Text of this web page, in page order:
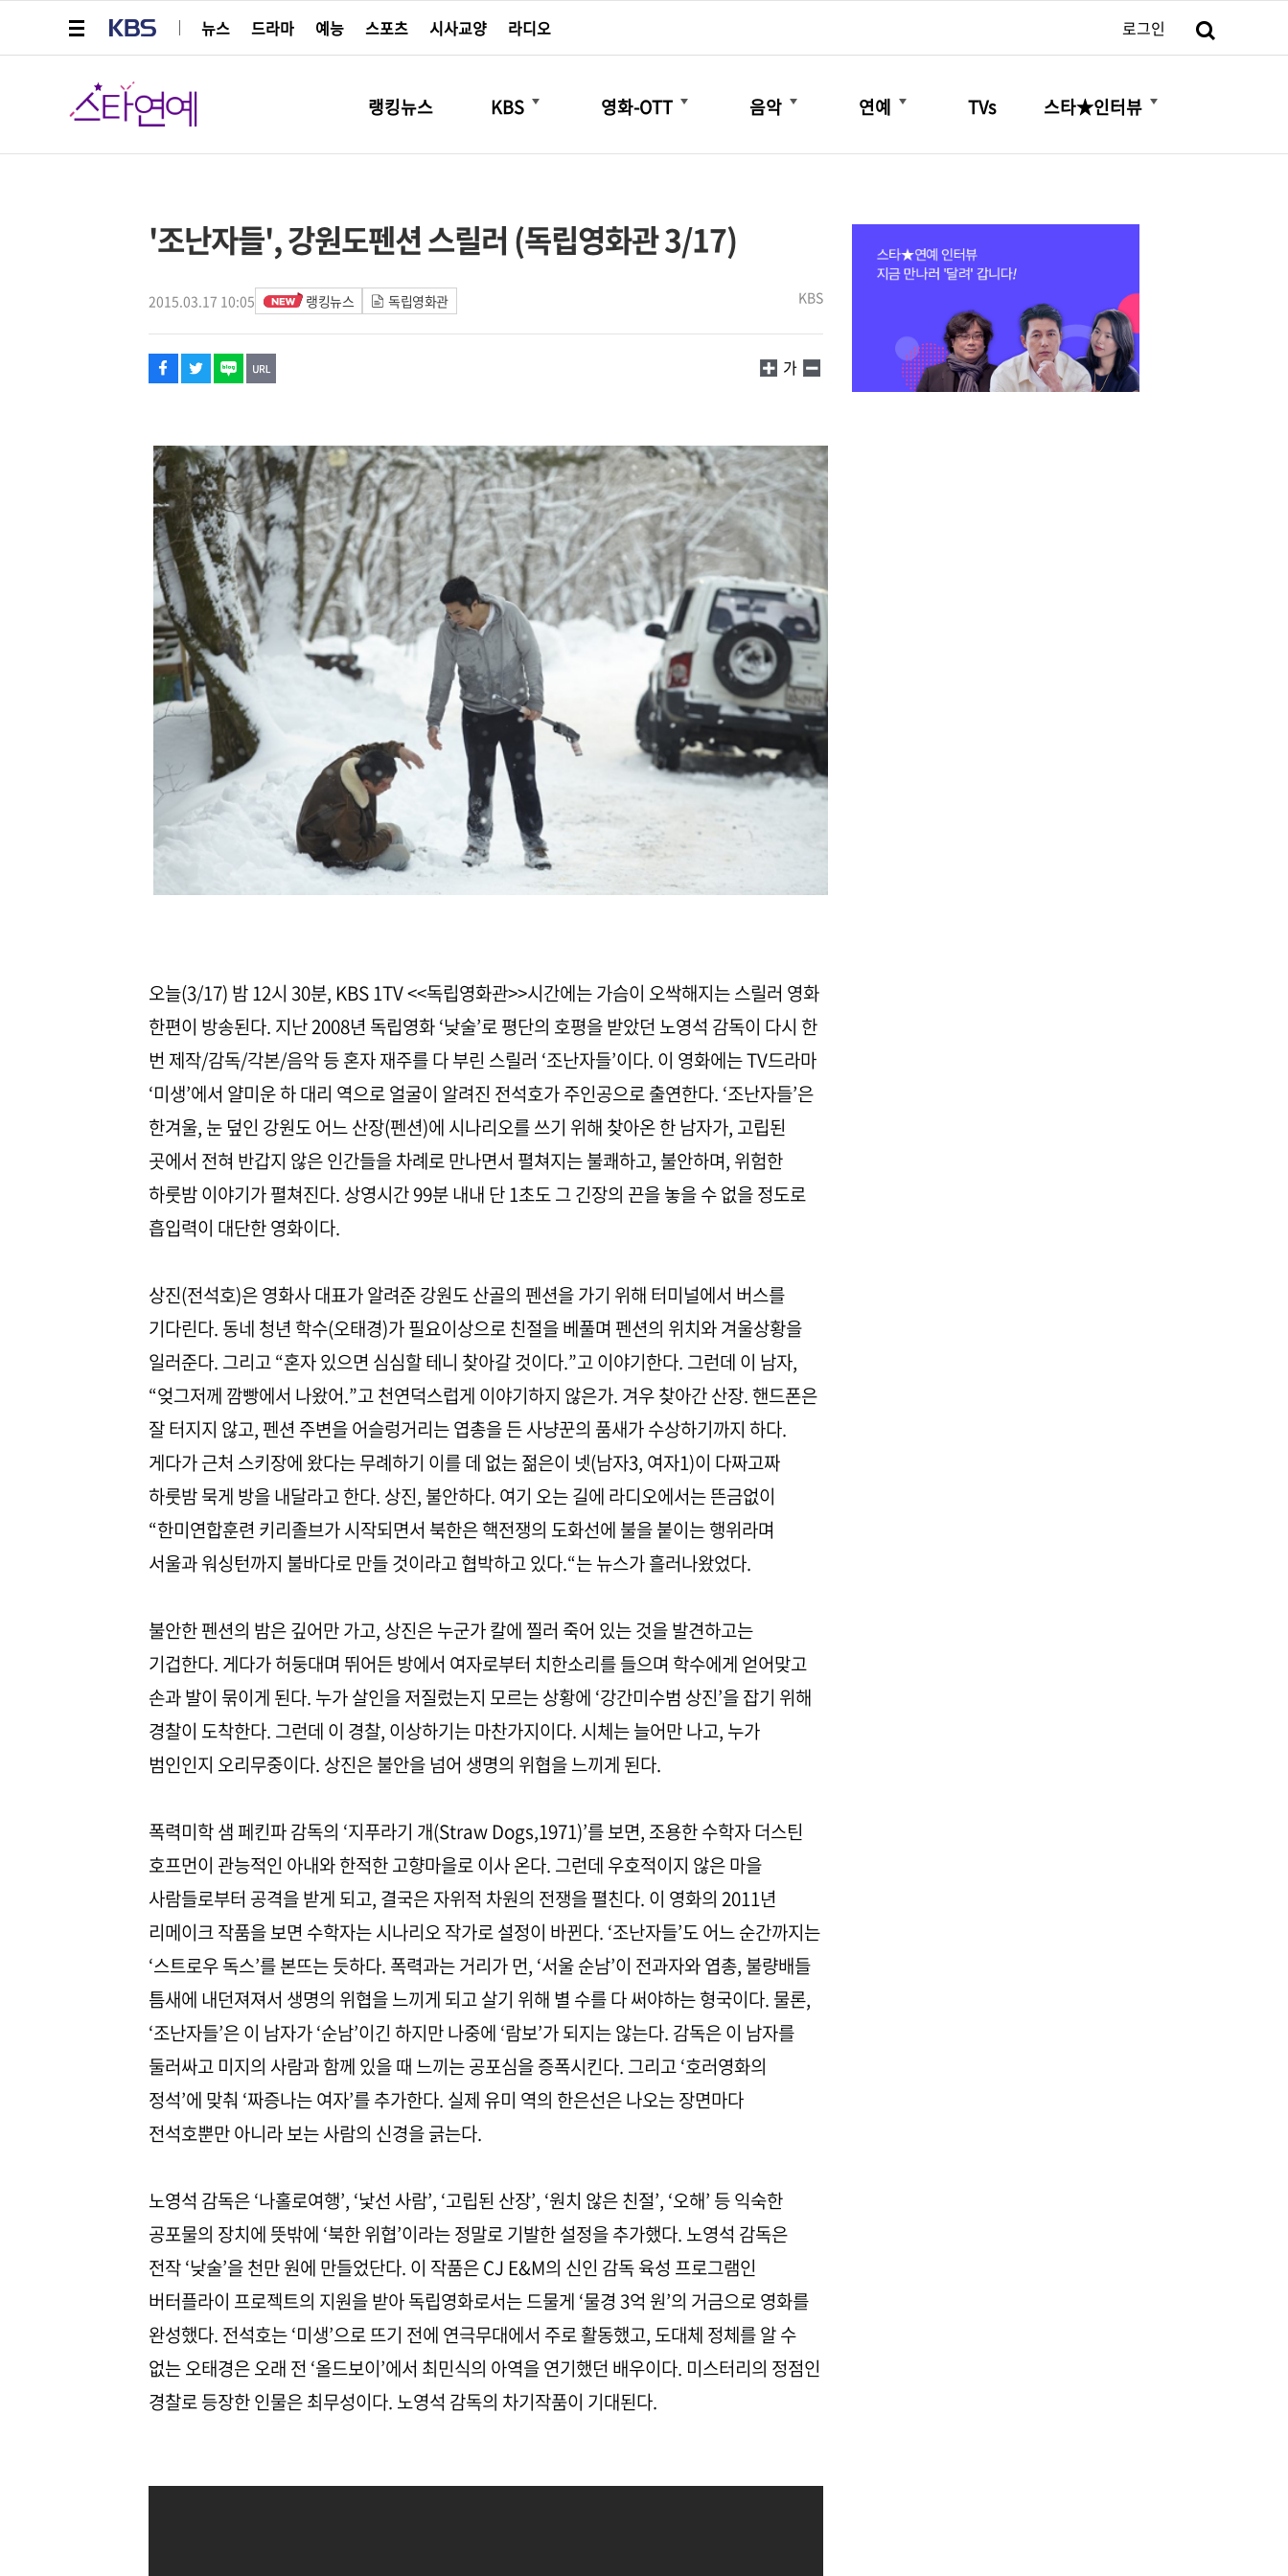
뉴스
드라마 예능 스포츠 시사교양 라디오 로그인
스타연예
랭킹뉴스 KBS
더보기
영화-OTT
더보기
음악
더보기
연예
더보기
TVs 스타★인터뷰
더보기
'조난자들', 강원도펜션 스릴러 (독립영화관 3/17)
2015.03.17 10:05 랭킹뉴스 독립영화관 KBS
페이스북
트위터
네이버
URL복사
글씨 작게보기
가
글씨 크게보기
오늘(3/17) 밤 12시 30분, KBS 1TV <<독립영화관>>시간에는 가슴이 오싹해지는 스릴러 영화
한편이 방송된다. 지난 2008년 독립영화 ‘낮술’로 평단의 호평을 받았던 노영석 감독이 다시 한
번 제작/감독/각본/음악 등 혼자 재주를 다 부린 스릴러 ‘조난자들’이다. 이 영화에는 TV드라마
‘미생’에서 얄미운 하 대리 역으로 얼굴이 알려진 전석호가 주인공으로 출연한다. ‘조난자들’은
한겨울, 눈 덮인 강원도 어느 산장(펜션)에 시나리오를 쓰기 위해 찾아온 한 남자가, 고립된
곳에서 전혀 반갑지 않은 인간들을 차례로 만나면서 펼쳐지는 불쾌하고, 불안하며, 위험한
하룻밤 이야기가 펼쳐진다. 상영시간 99분 내내 단 1초도 그 긴장의 끈을 놓을 수 없을 정도로
흡입력이 대단한 영화이다.
상진(전석호)은 영화사 대표가 알려준 강원도 산골의 펜션을 가기 위해 터미널에서 버스를
기다린다. 동네 청년 학수(오태경)가 필요이상으로 친절을 베풀며 펜션의 위치와 겨울상황을
일러준다. 그리고 “혼자 있으면 심심할 테니 찾아갈 것이다.”고 이야기한다. 그런데 이 남자,
“엊그저께 깜빵에서 나왔어.”고 천연덕스럽게 이야기하지 않은가. 겨우 찾아간 산장. 핸드폰은
잘 터지지 않고, 펜션 주변을 어슬렁거리는 엽총을 든 사냥꾼의 품새가 수상하기까지 하다.
게다가 근처 스키장에 왔다는 무례하기 이를 데 없는 젊은이 넷(남자3, 여자1)이 다짜고짜
하룻밤 묵게 방을 내달라고 한다. 상진, 불안하다. 여기 오는 길에 라디오에서는 뜬금없이
“한미연합훈련 키리졸브가 시작되면서 북한은 핵전쟁의 도화선에 불을 붙이는 행위라며
서울과 워싱턴까지 불바다로 만들 것이라고 협박하고 있다.“는 뉴스가 흘러나왔었다.
불안한 펜션의 밤은 깊어만 가고, 상진은 누군가 칼에 찔러 죽어 있는 것을 발견하고는
기겁한다. 게다가 허둥대며 뛰어든 방에서 여자로부터 치한소리를 들으며 학수에게 얻어맞고
손과 발이 묶이게 된다. 누가 살인을 저질렀는지 모르는 상황에 ‘강간미수범 상진’을 잡기 위해
경찰이 도착한다. 그런데 이 경찰, 이상하기는 마찬가지이다. 시체는 늘어만 나고, 누가
범인인지 오리무중이다. 상진은 불안을 넘어 생명의 위협을 느끼게 된다.
폭력미학 샘 페킨파 감독의 ‘지푸라기 개(Straw Dogs,1971)’를 보면, 조용한 수학자 더스틴
호프먼이 관능적인 아내와 한적한 고향마을로 이사 온다. 그런데 우호적이지 않은 마을
사람들로부터 공격을 받게 되고, 결국은 자위적 차원의 전쟁을 펼친다. 이 영화의 2011년
리메이크 작품을 보면 수학자는 시나리오 작가로 설정이 바뀐다. ‘조난자들’도 어느 순간까지는
‘스트로우 독스’를 본뜨는 듯하다. 폭력과는 거리가 먼, ‘서울 순남’이 전과자와 엽총, 불량배들
틈새에 내던져져서 생명의 위협을 느끼게 되고 살기 위해 별 수를 다 써야하는 형국이다. 물론,
‘조난자들’은 이 남자가 ‘순남’이긴 하지만 나중에 ‘람보’가 되지는 않는다. 감독은 이 남자를
둘러싸고 미지의 사람과 함께 있을 때 느끼는 공포심을 증폭시킨다. 그리고 ‘호러영화의
정석’에 맞춰 ‘짜증나는 여자’를 추가한다. 실제 유미 역의 한은선은 나오는 장면마다
전석호뿐만 아니라 보는 사람의 신경을 긁는다.
노영석 감독은 ‘나홀로여행’, ‘낯선 사람’, ‘고립된 산장’, ‘원치 않은 친절’, ‘오해’ 등 익숙한
공포물의 장치에 뜻밖에 ‘북한 위협’이라는 정말로 기발한 설정을 추가했다. 노영석 감독은
전작 ‘낮술’을 천만 원에 만들었단다. 이 작품은 CJ E&M의 신인 감독 육성 프로그램인
버터플라이 프로젝트의 지원을 받아 독립영화로서는 드물게 ‘물경 3억 원’의 거금으로 영화를
완성했다. 전석호는 ‘미생’으로 뜨기 전에 연극무대에서 주로 활동했고, 도대체 정체를 알 수
없는 오태경은 오래 전 ‘올드보이’에서 최민식의 아역을 연기했던 배우이다. 미스터리의 정점인
경찰로 등장한 인물은 최무성이다. 노영석 감독의 차기작품이 기대된다.